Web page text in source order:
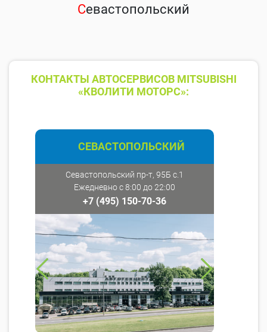
Севастопольский
КОНТАКТЫ АВТОСЕРВИСОВ MITSUBISHI
«КВОЛИТИ МОТОРС»:
СЕВАСТОПОЛЬСКИЙ
Севастопольский пр-т, 95Б с.1
Ежедневно с 8:00 до 22:00
+7 (495) 150-70-36